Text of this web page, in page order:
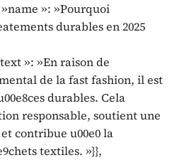
»: »Pourquoi
durables en 2025
»: »En raison de
de la fast fashion, il est
durables. Cela
responsable, soutient une
contribue u00e0 la
textiles. »}},